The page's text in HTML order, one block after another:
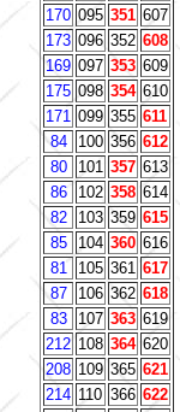
170 095 351 607
173 096 352 608
169 097 353 609
175 098 354 610
171 099 355 611
84
100 356 612
80
101 357 613
86
102 358 614
82
103 359 615
85
104 360 616
81
105 361 617
87
106 362 618
83
107 363 619
212 108 364 620
208 109 365 621
214 110 366 622